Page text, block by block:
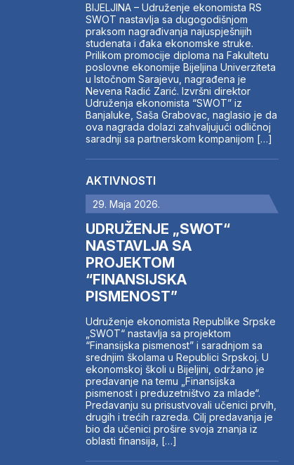
BIJELJINA – Udruženje ekonomista RS
SWOT nastavlja sa dugogodišnjom
praksom nagrađivanja najuspješnijih
studenata i đaka ekonomske struke.
Prilikom promocije diploma na Fakultetu
poslovne ekonomije Bijeljina Univerziteta
u Istočnom Sarajevu, nagrađena je
Nevena Radić Zarić. Izvršni direktor
Udruženja ekonomista “SWOT” iz
Banjaluke, Saša Grabovac, naglasio je da
ova nagrada dolazi zahvaljujući odličnoj
saradnji sa partnerskom kompanijom […]
AKTIVNOSTI
29. Maja 2026.
UDRUŽENJE „SWOT“
NASTAVLJA SA
PROJEKTOM
“FINANSIJSKA
PISMENOST”
Udruženje ekonomista Republike Srpske
„SWOT“ nastavlja sa projektom
“Finansijska pismenost” i saradnjom sa
srednjim školama u Republici Srpskoj. U
ekonomskoj školi u Bijeljini, održano je
predavanje na temu „Finansijska
pismenost i preduzetništvo za mlade“.
Predavanju su prisustvovali učenici prvih,
drugih i trećih razreda. Cilj predavanja je
bio da učenici prošire svoja znanja iz
oblasti finansija, […]